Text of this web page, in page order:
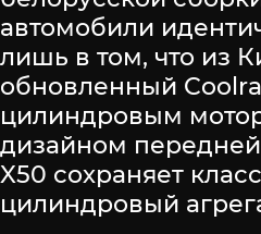
автомобили
лишь в том, что из
обновленный
цилиндровым
дизайном передней
X50 сохраняет
цилиндровый